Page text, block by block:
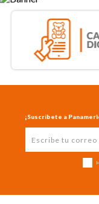
¡Suscríbete a